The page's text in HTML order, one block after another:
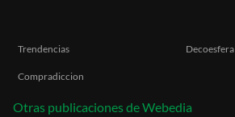
Trendencias Decoesfera
Compradiccion
Otras publicaciones de Webedia